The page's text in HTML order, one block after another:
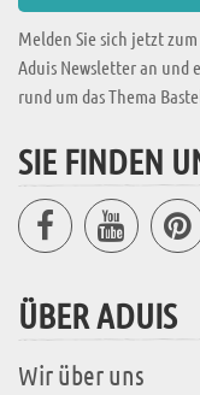
Melden Sie sich jetzt
Aduis Newsletter an und
rund um das Thema
SIE FINDEN
ÜBER ADUIS
Wir über uns